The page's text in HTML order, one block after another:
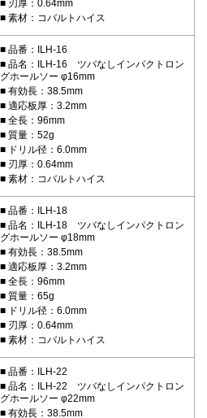
刃厚：0.64mm
素材：コバルトハイス
品番：ILH-16
品名：ILH-16 ツバなしインパクトロン
グホールソー φ16mm
有効長：38.5mm
適応板厚：3.2mm
全長：96mm
質量：52g
ドリル径：6.0mm
刃厚：0.64mm
素材：コバルトハイス
品番：ILH-18
品名：ILH-18 ツバなしインパクトロン
グホールソー φ18mm
有効長：38.5mm
適応板厚：3.2mm
全長：96mm
質量：65g
ドリル径：6.0mm
刃厚：0.64mm
素材：コバルトハイス
品番：ILH-22
品名：ILH-22 ツバなしインパクトロン
グホールソー φ22mm
有効長：38.5mm